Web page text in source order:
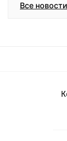
Все новости